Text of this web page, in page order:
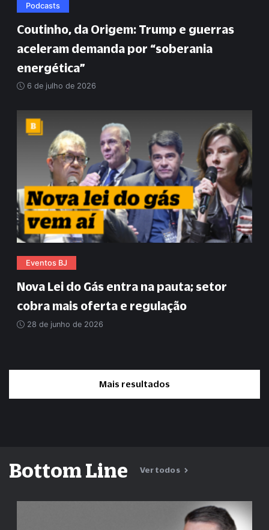
Podcasts
Coutinho, da Origem: Trump e guerras
aceleram demanda por “soberania
energética”
6 de julho de 2026
Eventos BJ
Nova Lei do Gás entra na pauta; setor
cobra mais oferta e regulação
28 de junho de 2026
Mais resultados
Bottom Line Ver todos